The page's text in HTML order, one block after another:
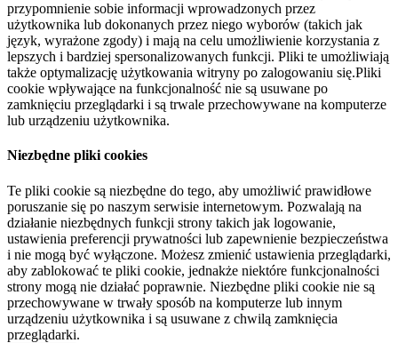
przypomnienie sobie informacji wprowadzonych przez
użytkownika lub dokonanych przez niego wyborów (takich jak
język, wyrażone zgody) i mają na celu umożliwienie korzystania z
lepszych i bardziej spersonalizowanych funkcji. Pliki te umożliwiają
także optymalizację użytkowania witryny po zalogowaniu się.Pliki
cookie wpływające na funkcjonalność nie są usuwane po
zamknięciu przeglądarki i są trwale przechowywane na komputerze
lub urządzeniu użytkownika.
Niezbędne pliki cookies
Te pliki cookie są niezbędne do tego, aby umożliwić prawidłowe
poruszanie się po naszym serwisie internetowym. Pozwalają na
działanie niezbędnych funkcji strony takich jak logowanie,
ustawienia preferencji prywatności lub zapewnienie bezpieczeństwa
i nie mogą być wyłączone. Możesz zmienić ustawienia przeglądarki,
aby zablokować te pliki cookie, jednakże niektóre funkcjonalności
strony mogą nie działać poprawnie. Niezbędne pliki cookie nie są
przechowywane w trwały sposób na komputerze lub innym
urządzeniu użytkownika i są usuwane z chwilą zamknięcia
przeglądarki.